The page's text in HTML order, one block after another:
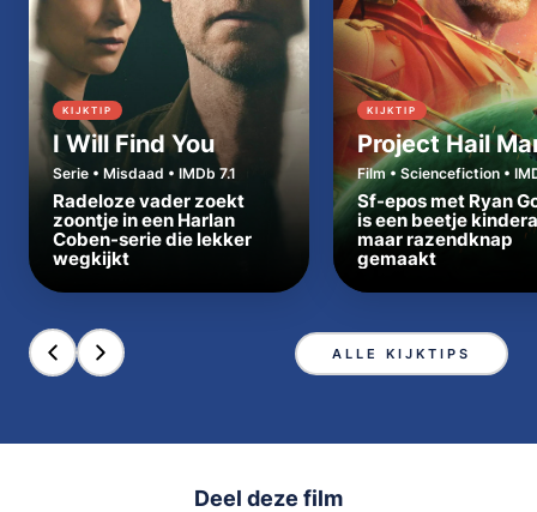
KIJKTIP
I Will Find You
Serie • Misdaad • IMDb 7.1
Radeloze vader zoekt
zoontje in een Harlan
Coben-serie die lekker
wegkijkt
KIJKTIP
Project Hail
Film • Sciencefiction •
Sf-epos met Ryan
is een beetje
maar razendknap
gemaakt
ALLE KIJKTIPS
Deel deze film